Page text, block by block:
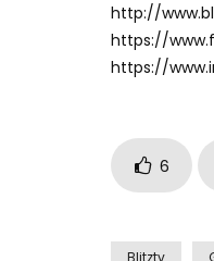
http://
https://
https://
6
Blitztv